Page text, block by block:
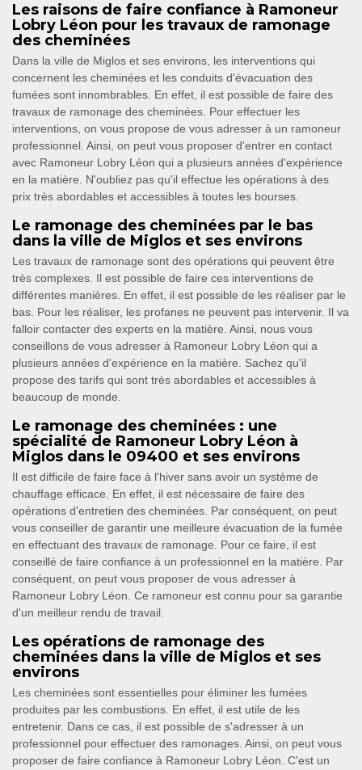
Les raisons de faire confiance à Ramoneur
Lobry Léon pour les travaux de ramonage
des cheminées
Dans la ville de Miglos et ses environs, les interventions qui
concernent les cheminées et les conduits d'évacuation des
fumées sont innombrables. En effet, il est possible de faire des
travaux de ramonage des cheminées. Pour effectuer les
interventions, on vous propose de vous adresser à un ramoneur
professionnel. Ainsi, on peut vous proposer d'entrer en contact
avec Ramoneur Lobry Léon qui a plusieurs années d'expérience
en la matière. N'oubliez pas qu'il effectue les opérations à des
prix très abordables et accessibles à toutes les bourses.
Le ramonage des cheminées par le bas
dans la ville de Miglos et ses environs
Les travaux de ramonage sont des opérations qui peuvent être
très complexes. Il est possible de faire ces interventions de
différentes manières. En effet, il est possible de les réaliser par le
bas. Pour les réaliser, les profanes ne peuvent pas intervenir. Il va
falloir contacter des experts en la matière. Ainsi, nous vous
conseillons de vous adresser à Ramoneur Lobry Léon qui a
plusieurs années d'expérience en la matière. Sachez qu'il
propose des tarifs qui sont très abordables et accessibles à
beaucoup de monde.
Le ramonage des cheminées : une
spécialité de Ramoneur Lobry Léon à
Miglos dans le 09400 et ses environs
Il est difficile de faire face à l'hiver sans avoir un système de
chauffage efficace. En effet, il est nécessaire de faire des
opérations d'entretien des cheminées. Par conséquent, on peut
vous conseiller de garantir une meilleure évacuation de la fumée
en effectuant des travaux de ramonage. Pour ce faire, il est
conseillé de faire confiance à un professionnel en la matière. Par
conséquent, on peut vous proposer de vous adresser à
Ramoneur Lobry Léon. Ce ramoneur est connu pour sa garantie
d'un meilleur rendu de travail.
Les opérations de ramonage des
cheminées dans la ville de Miglos et ses
environs
Les cheminées sont essentielles pour éliminer les fumées
produites par les combustions. En effet, il est utile de les
entretenir. Dans ce cas, il est possible de s'adresser à un
professionnel pour effectuer des ramonages. Ainsi, on peut vous
proposer de faire confiance à Ramoneur Lobry Léon. C'est un